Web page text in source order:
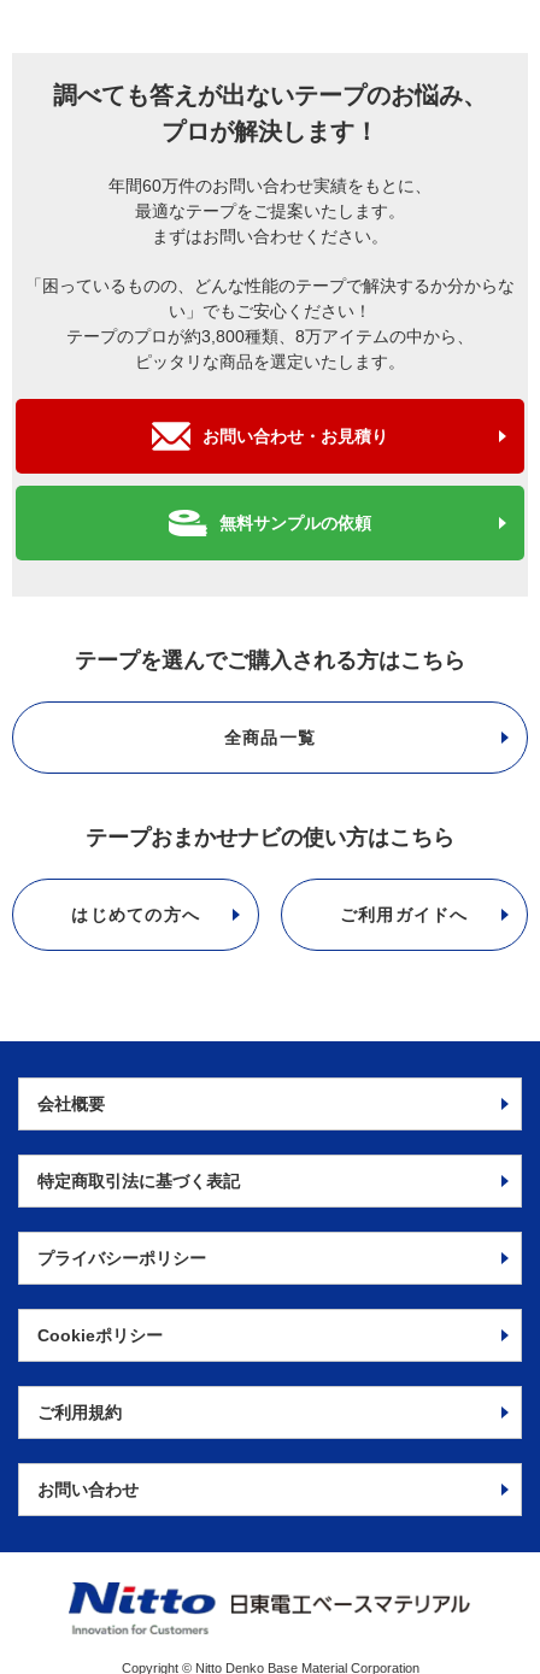
調べても答えが出ないテープのお悩み、
プロが解決します！
年間60万件のお問い合わせ実績をもとに、
最適なテープをご提案いたします。
まずはお問い合わせください。
「困っているものの、どんな性能のテープで解決するか分からな
い」でもご安心ください！
テープのプロが約3,800種類、8万アイテムの中から、
ピッタリな商品を選定いたします。
お問い合わせ・お見積り
無料サンプルの依頼
テープを選んでご購入される方はこちら
全商品一覧
テープおまかせナビの使い方はこちら
はじめての方へ ご利用ガイドへ
会社概要
特定商取引法に基づく表記
プライバシーポリシー
Cookieポリシー
ご利用規約
お問い合わせ
Copyright © Nitto Denko Base Material Corporation